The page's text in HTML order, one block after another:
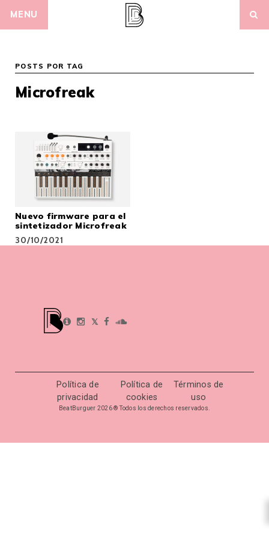
MENU
POSTS POR TAG
Microfreak
Nuevo firmware para el
sintetizador Microfreak
30/10/2021
𝕏
Política de
privacidad
Política de
cookies
Términos de
uso
BeatBurguer 2026 ® Todos los derechos reservados.